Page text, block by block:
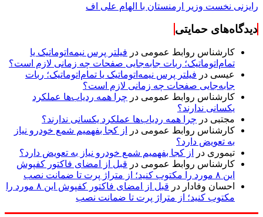
رایزنی نخست وزیر ارمنستان با الهام علی اف
دیدگاه‌های حمایتی
کارشناس روابط عمومی در فیلتر پرس نیمه‌اتوماتیک یا
تمام‌اتوماتیک؛ ربات جابه‌جایی صفحات چه زمانی لازم است؟
عیسی در فیلتر پرس نیمه‌اتوماتیک یا تمام‌اتوماتیک؛ ربات
جابه‌جایی صفحات چه زمانی لازم است؟
کارشناس روابط عمومی در چرا همه ردیاب‌ها عملکرد
یکسانی ندارند؟
مجتبی در چرا همه ردیاب‌ها عملکرد یکسانی ندارند؟
کارشناس روابط عمومی در
از کجا بفهمیم شمع خودرو نیاز
به تعویض دارد؟
تیموری در
از کجا بفهمیم شمع خودرو نیاز به تعویض دارد؟
کارشناس روابط عمومی در قبل از امضای فاکتور کفپوش
این ۸ مورد را مکتوب کنید؛ از متراژ پرت تا ضمانت نصب
احسان وفادار در
قبل از امضای فاکتور کفپوش این ۸ مورد را
مکتوب کنید؛ از متراژ پرت تا ضمانت نصب